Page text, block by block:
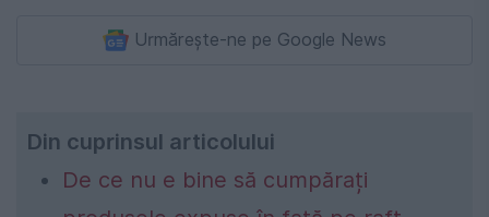
Urmărește-ne pe Google News
Din cuprinsul articolului
De ce nu e bine să cumpărați